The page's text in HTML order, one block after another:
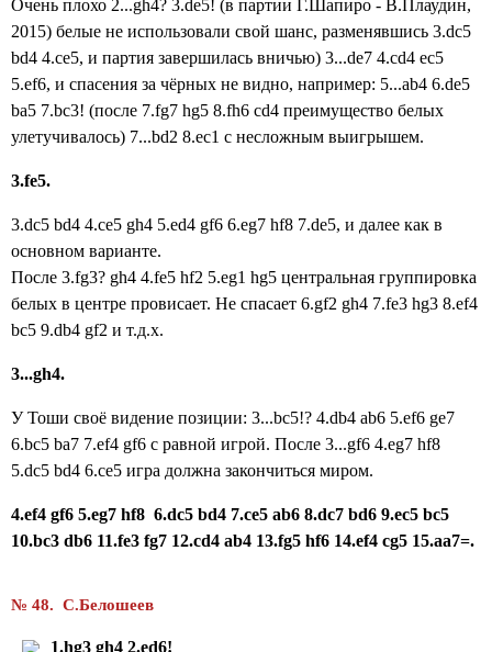
Очень плохо 2...gh4? 3.de5! (в партии Г.Шапиро - В.Плаудин,
2015) белые не использовали свой шанс, разменявшись 3.dc5
bd4 4.ce5, и партия завершилась вничью) 3...de7 4.cd4 ec5
5.ef6, и спасения за чёрных не видно, например: 5...ab4 6.de5
ba5 7.bc3! (после 7.fg7 hg5 8.fh6 cd4 преимущество белых
улетучивалось) 7...bd2 8.ec1 с несложным выигрышем.
3.fe5.
3.dc5 bd4 4.ce5 gh4 5.ed4 gf6 6.eg7 hf8 7.de5, и далее как в
основном варианте.
После 3.fg3? gh4 4.fe5 hf2 5.eg1 hg5 центральная группировка
белых в центре провисает. Не спасает 6.gf2 gh4 7.fe3 hg3 8.ef4
bc5 9.db4 gf2 и т.д.x.
3...gh4.
У Тоши своё видение позиции: 3...bc5!? 4.db4 ab6 5.ef6 ge7
6.bc5 ba7 7.ef4 gf6 с равной игрой. После 3...gf6 4.eg7 hf8
5.dc5 bd4 6.ce5 игра должна закончиться миром.
4.ef4 gf6 5.eg7 hf8 6.dc5 bd4 7.ce5 ab6 8.dc7 bd6 9.ec5 bc5
10.bc3 db6 11.fe3 fg7 12.cd4 ab4 13.fg5 hf6 14.ef4 cg5 15.aa7=.
№ 48. С.Белошеев
1.hg3 gh4 2.ed6!